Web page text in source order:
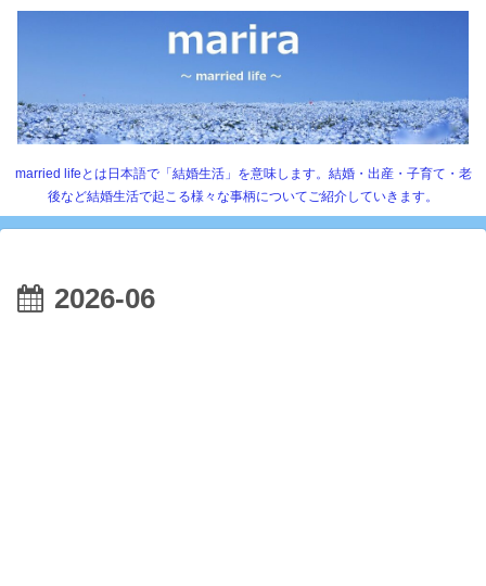
married lifeとは日本語で「結婚生活」を意味します。結婚・出産・子育て・老
後など結婚生活で起こる様々な事柄についてご紹介していきます。
2026-06